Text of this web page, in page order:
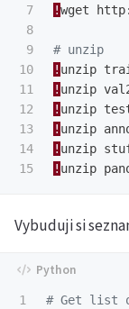
7
8
9
10
11
12
13
14
!wget http:
! unzip
! unzip
! unzip
! unzip
! unzip
! unzip
Vybuduji si
1